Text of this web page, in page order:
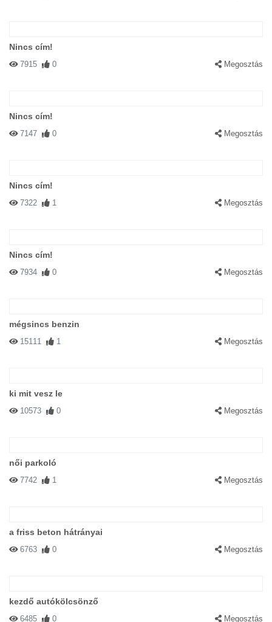
Nincs cím!
7915 0 Megosztás
Nincs cím!
7147 0 Megosztás
Nincs cím!
7322 1 Megosztás
Nincs cím!
7934 0 Megosztás
mégsincs benzin
15111 1 Megosztás
ki mit vesz le
10573 0 Megosztás
női parkoló
7742 1 Megosztás
a friss beton hátrányai
6763 0 Megosztás
kezdő autókölcsönző
6485 0 Megosztás